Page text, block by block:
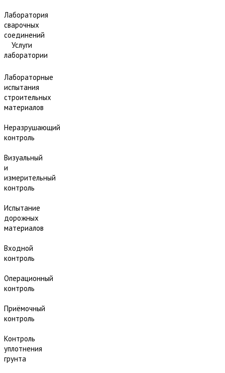
Лаборатория
сварочных
соединений
Услуги
лаборатории
Лабораторные
испытания
строительных
материалов
Неразрушающий
контроль
Визуальный
и
измерительный
контроль
Испытание
дорожных
материалов
Входной
контроль
Операционный
контроль
Приёмочный
контроль
Контроль
уплотнения
грунта